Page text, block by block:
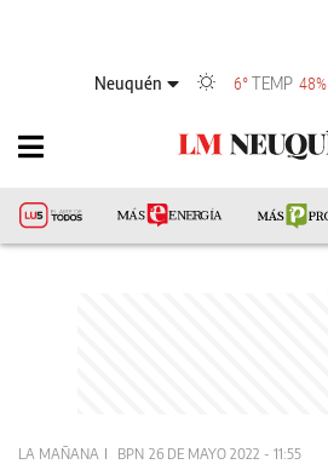
Neuquén 6°TEMP 48%
LA MAÑANA BPN 26 DE MAYO 2022 - 11:55